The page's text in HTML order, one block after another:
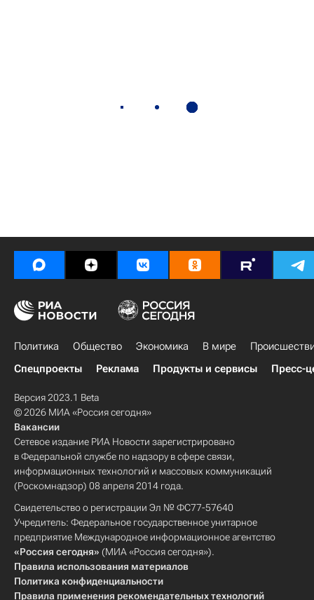
Политика Общество Экономика В мире
Спецпроекты
Реклама Продукты и сервисы Пресс-
Версия 2023.1 Beta
© 2026 МИА «Россия сегодня»
Вакансии
Сетевое издание РИА Новости зарегистрировано
в Федеральной службе по надзору в сфере связи,
информационных технологий и массовых коммуникаций
(Роскомнадзор) 08 апреля 2014 года.
Свидетельство о регистрации Эл № ФС77-57640
Учредитель: Федеральное государственное унитарное
предприятие Международное информационное агентство
«Россия сегодня» (МИА «Россия сегодня»).
Правила использования материалов
Политика конфиденциальности
Правила применения рекомендательных технологий